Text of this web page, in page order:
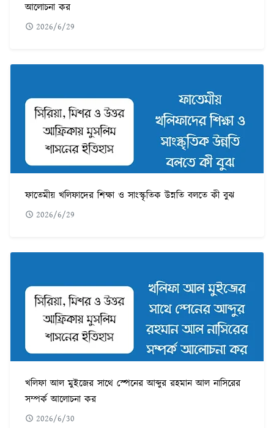
আলোচনা কর
2026/6/29
ফাতেমীয় খলিফাদের শিক্ষা ও সাংস্কৃতিক উন্নতি বলতে কী বুঝ
2026/6/29
খলিফা আল মুইজের সাথে স্পেনের আব্দুর রহমান আল নাসিরের
সম্পর্ক আলোচনা কর
2026/6/30